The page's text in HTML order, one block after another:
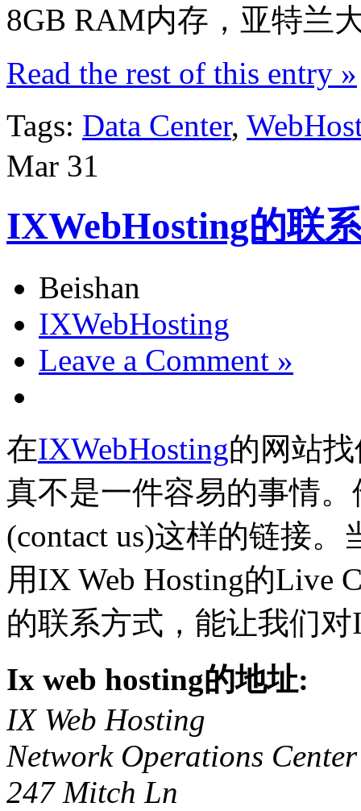
8GB RAM内存，亚特兰
Read the rest of this entry »
Tags: Data Center,
Mar 31
IXWebHosting的联
Beishan
IXWebHosting
Leave a Comment »
在IXWebHosting的网站
真不是一件容易的事情
(contact us)这样的链接
用IX Web Hosting的Live
的联系方式，能让我们
Ix web hosting的地址:
IX Web Hosting
Network Operations Center
247 Mitch Ln